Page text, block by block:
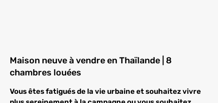
Maison neuve à vendre en Thaïlande | 8
chambres louées
Vous êtes fatigués de la vie urbaine et souhaitez vivre